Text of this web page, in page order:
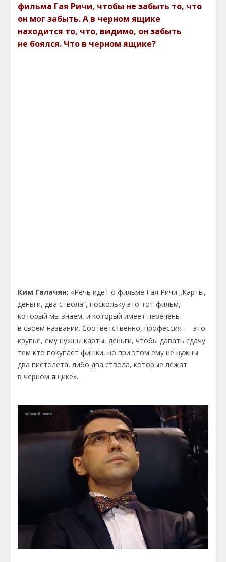
фильма Гая Ричи, чтобы не забыть то, что
он мог забыть. А в черном ящике
находится то, что, видимо, он забыть
не боялся. Что в черном ящике?
Ким Галачян: «Речь идет о фильме Гая Ричи „Карты,
деньги, два ствола“, поскольку это тот фильм,
который мы знаем, и который имеет перечень
в своем названии. Соответственно, профессия — это
крупье, ему нужны карты, деньги, чтобы давать сдачу
тем кто покупает фишки, но при этом ему не нужны
два пистолета, либо два ствола, которые лежат
в черном ящике».